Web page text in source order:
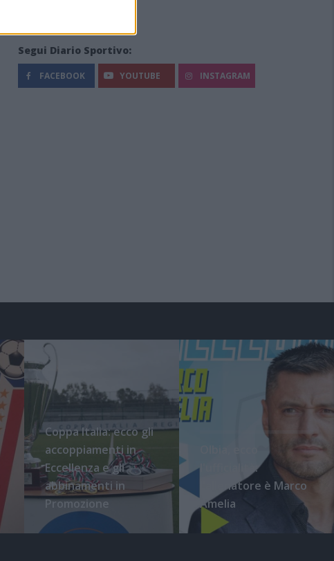
Segui Diario Sportivo:
FACEBOOK YOUTUBE INSTAGRAM
Coppa Italia: ecco gli
accoppiamenti in
Eccellenza e gli
abbinamenti in
Promozione
l'ufficialità:
l'allenatore è Marco
Amelia